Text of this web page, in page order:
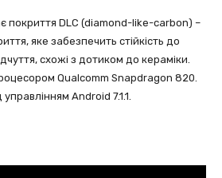
покриття DLC (diamond-like-carbon) –
яке забезпечить стійкість до
схожі з дотиком до кераміки.
Qualcomm Snapdragon 820.
Android 7.1.1.